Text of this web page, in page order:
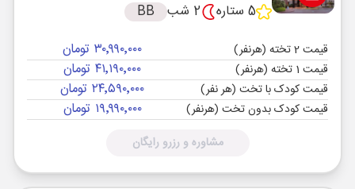
5 ستاره
2 شب BB
قیمت 2 تخته (هرنفر) ۳۰٬۹۹۰٬۰۰۰ تومان
قیمت 1 تخته (هرنفر) ۴۱٬۱۹۰٬۰۰۰ تومان
قیمت کودک با تخت (هر نفر) ۲۴٬۵۹۰٬۰۰۰ تومان
قیمت کودک بدون تخت (هرنفر) ۱۹٬۹۹۰٬۰۰۰ تومان
مشاوره و رزرو رایگان